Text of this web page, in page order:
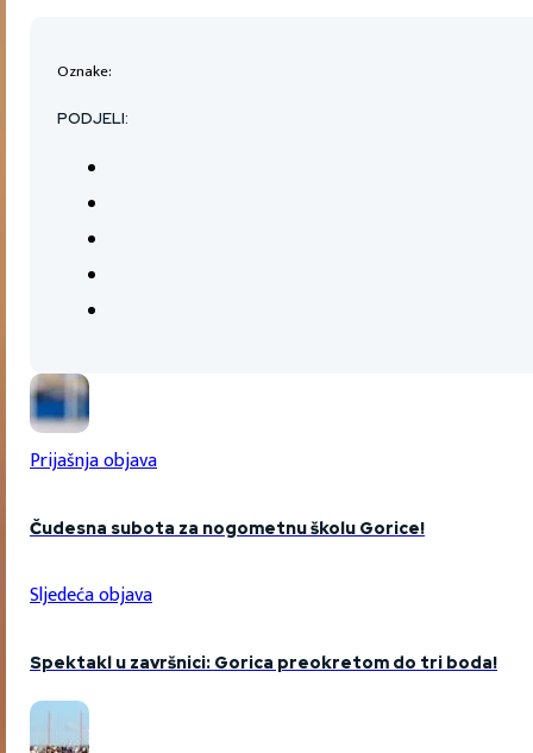
Oznake:
PODJELI:
Prijašnja objava
Čudesna subota za nogometnu školu Gorice!
Sljedeća objava
Spektakl u završnici: Gorica preokretom do tri boda!